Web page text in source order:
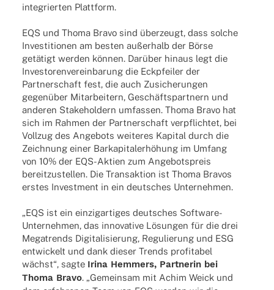
inte­grier­ten Plattform.
EQS und Thoma Bravo sind über­zeugt, dass solche
Inves­ti­tio­nen am besten außer­halb der Börse
getä­tigt werden können. Darüber hinaus legt die
Inves­to­ren­ver­ein­ba­rung die Eckpfei­ler der
Part­ner­schaft fest, die auch Zusi­che­run­gen
gegen­über Mitar­bei­tern, Geschäfts­part­nern und
ande­ren Stake­hol­dern umfas­sen. Thoma Bravo hat
sich im Rahmen der Part­ner­schaft verpflich­tet, bei
Voll­zug des Ange­bots weite­res Kapi­tal durch die
Zeich­nung einer Barka­pi­tal­erhö­hung im Umfang
von 10% der EQS-Aktien zum Ange­bots­preis
bereit­zu­stel­len. Die Trans­ak­tion ist Thoma Bravos
erstes Invest­ment in ein deut­sches Unternehmen.
„EQS ist ein einzig­ar­ti­ges deut­sches Soft­­ware-
Unter­­neh­­men, das inno­va­tive Lösun­gen für die drei
Mega­trends Digi­ta­li­sie­rung, Regu­lie­rung und ESG
entwi­ckelt und dank dieser Trends profi­ta­bel
wächst“, sagte Irina Hemmers, Part­ne­rin bei
Thoma Bravo. „Gemein­sam mit Achim Weick und